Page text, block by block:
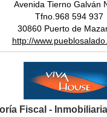
Avenida Tierno Galván
Tfno.968 594 937
30860 Puerto de
http://
Fiscal -